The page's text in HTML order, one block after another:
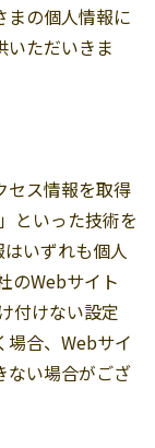
まの個人情報に
いただいきま
セス情報を取得
といった技術を
いずれも個人
のWebサイト
付けない設定
場合、Webサイ
ない場合がござ